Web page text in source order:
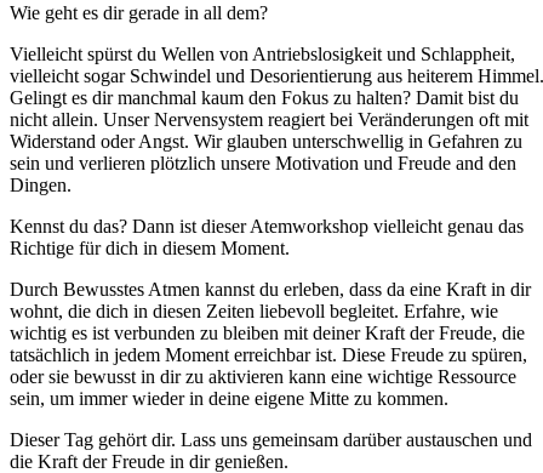
Wie geht es dir gerade in all dem?
Vielleicht spürst du Wellen von Antriebslosigkeit und Schlappheit,
vielleicht sogar Schwindel und Desorientierung aus heiterem Himmel.
Gelingt es dir manchmal kaum den Fokus zu halten? Damit bist du
nicht allein. Unser Nervensystem reagiert bei Veränderungen oft mit
Widerstand oder Angst. Wir glauben unterschwellig in Gefahren zu
sein und verlieren plötzlich unsere Motivation und Freude and den
Dingen.
Kennst du das? Dann ist dieser Atemworkshop vielleicht genau das
Richtige für dich in diesem Moment.
Durch Bewusstes Atmen kannst du erleben, dass da eine Kraft in dir
wohnt, die dich in diesen Zeiten liebevoll begleitet. Erfahre, wie
wichtig es ist verbunden zu bleiben mit deiner Kraft der Freude, die
tatsächlich in jedem Moment erreichbar ist. Diese Freude zu spüren,
oder sie bewusst in dir zu aktivieren kann eine wichtige Ressource
sein, um immer wieder in deine eigene Mitte zu kommen.
Dieser Tag gehört dir. Lass uns gemeinsam darüber austauschen und
die Kraft der Freude in dir genießen.